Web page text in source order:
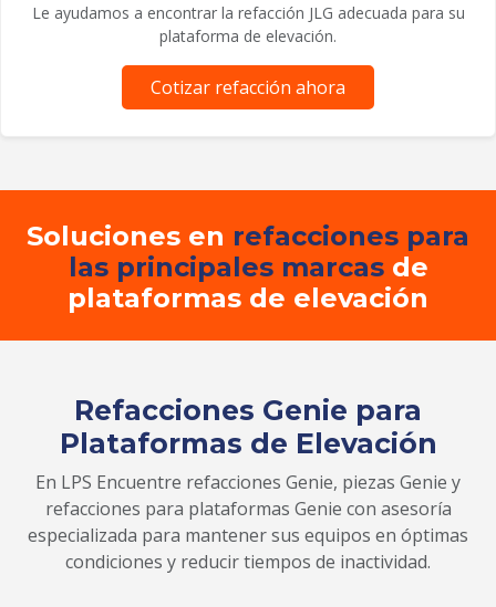
Le ayudamos a encontrar la refacción JLG adecuada para su
plataforma de elevación.
Cotizar refacción ahora
Soluciones en refacciones para
las principales marcasde
plataformas de elevación
Refacciones Genie para
Plataformas de Elevación
En LPS Encuentre refacciones Genie, piezas Genie y
refacciones para plataformas Genie con asesoría
especializada para mantener sus equipos en óptimas
condiciones y reducir tiempos de inactividad.